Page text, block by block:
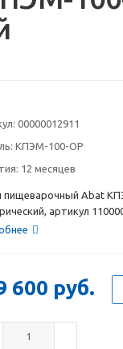
00000012911
КПЭМ-100-ОР
12 месяцев
пищеварочный Abat
артикул
600 руб.